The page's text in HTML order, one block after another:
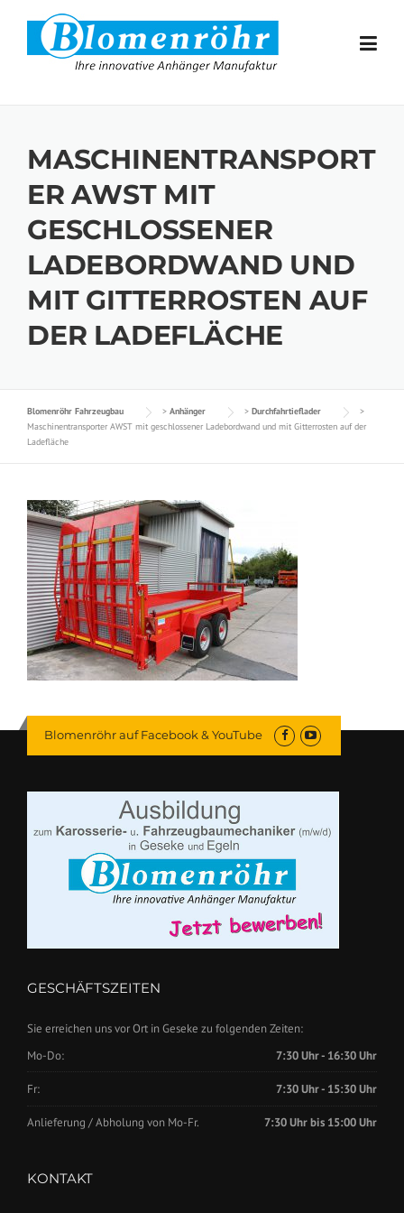
Skip to content
MASCHINENTRANSPORT
ER AWST MIT
GESCHLOSSENER
LADEBORDWAND UND
MIT GITTERROSTEN AUF
DER LADEFLÄCHE
Blomenröhr Fahrzeugbau > Anhänger > Durchfahrtieflader
>
Maschinentransporter AWST mit geschlossener Ladebordwand und mit Gitterrosten auf der
Ladefläche
Blomenröhr auf Facebook & YouTube
GESCHÄFTSZEITEN
Sie erreichen uns vor Ort in Geseke zu folgenden Zeiten:
Mo-Do:
7:30 Uhr - 16:30 Uhr
Fr: 7:30 Uhr - 15:30 Uhr
Anlieferung / Abholung von Mo-Fr. 7:30 Uhr bis 15:00 Uhr
KONTAKT